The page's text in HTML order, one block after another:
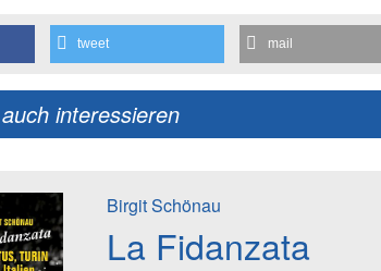
tweet mail
interessieren
Birgit Schönau
La Fidanzata